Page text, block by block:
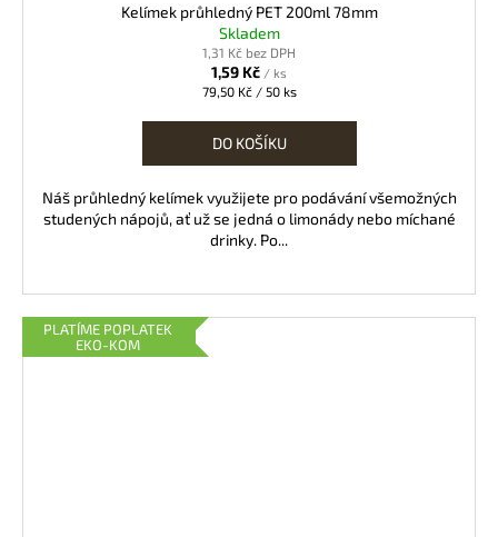
Kelímek průhledný PET 200ml 78mm
Skladem
1,31 Kč bez DPH
1,59 Kč / ks
Měrná
79,50 Kč / 50 ks
DO KOŠÍKU
Náš průhledný kelímek využijete pro podávání všemožných
studených nápojů, ať už se jedná o limonády nebo míchané
drinky. Po...
PLATÍME POPLATEK
EKO-KOM